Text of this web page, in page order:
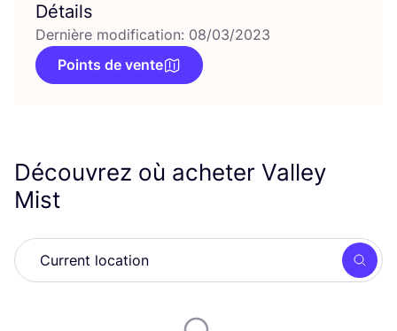
Détails
Dernière modification: 08/03/2023
Points de vente
Découvrez où acheter Valley
Mist